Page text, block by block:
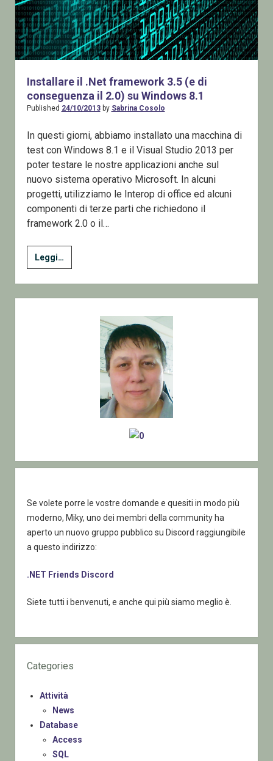
Installare il .Net framework 3.5 (e di
conseguenza il 2.0) su Windows 8.1
Published 24/10/2013by Sabrina Cosolo
In questi giorni, abbiamo installato una macchina di
test con Windows 8.1 e il Visual Studio 2013 per
poter testare le nostre applicazioni anche sul
nuovo sistema operativo Microsoft. In alcuni
progetti, utilizziamo le Interop di office ed alcuni
componenti di terze parti che richiedono il
framework 2.0 o il…
Leggi…
il
.Net
framework
conseguenza
Se volete porre le vostre domande e quesiti in modo più
moderno, Miky, uno dei membri della community ha
aperto un nuovo gruppo pubblico su Discord raggiungibile
a questo indirizzo:
.NET Friends Discord
Siete tutti i benvenuti, e anche qui più siamo meglio è.
Categories
Attività
News
Database
Access
SQL